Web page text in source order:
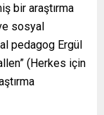
bir araştırma
sosyal
pedagog Ergül
(Herkes için